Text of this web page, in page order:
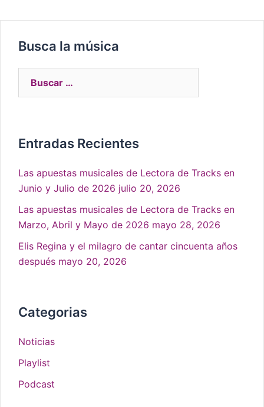
Busca la música
Entradas Recientes
Las apuestas musicales de Lectora de Tracks en
Junio y Julio de 2026 julio 20, 2026
Las apuestas musicales de Lectora de Tracks en
Marzo, Abril y Mayo de 2026 mayo 28, 2026
Elis Regina y el milagro de cantar cincuenta años
después mayo 20, 2026
Categorias
Noticias
Playlist
Podcast